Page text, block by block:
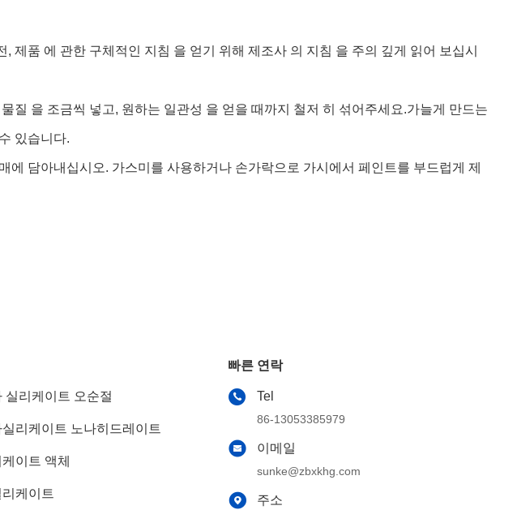
품 에 관한 구체적인 지침 을 얻기 위해 제조사 의 지침 을 주의 깊게 읽어 보십시
질 을 조금씩 넣고, 원하는 일관성 을 얻을 때까지 철저 히 섞어주세요.가늘게 만드는
있습니다.
담아내십시오. 가스미를 사용하거나 손가락으로 가시에서 페인트를 부드럽게 제
실리케이트 오순절
리케이트 노나히드레이트
이트 액체
케이트
빠른 연락
Tel
86-13053385979
이메일
sunke@zbxkhg.com
주소